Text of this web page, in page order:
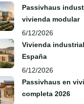
Passivhaus
vivienda modular
6/12/2026
Vivienda
España
6/12/2026
Passivhaus en
completa 2026